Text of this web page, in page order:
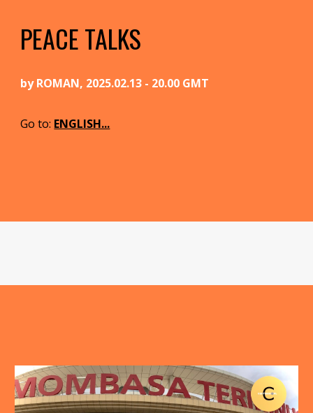
PEACE TALKS
by ROMAN, 2025.02.13 - 20.00 GMT
Go to: ENGLISH...